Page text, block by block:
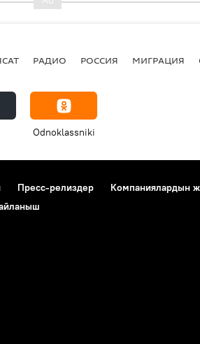
РАДИО РОССИЯ МИГРАЦИЯ
Odnoklassniki
Пресс-релиздер Компаниялардын